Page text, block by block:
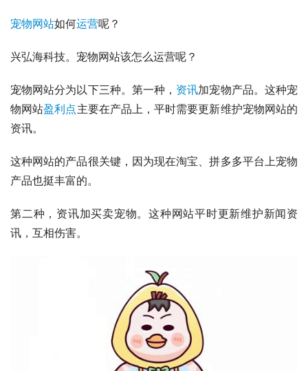
宠物网站如何运营呢？
兴弘海科技。宠物网站该怎么运营呢？
宠物网站分为以下三种。第一种， 资讯加宠物产品。这种宠
物网站盈利点主要在产品上，平时需要更新维护宠物网站的
资讯。
这种网站的产品很关键，因为现在淘宝、拼多多平台上宠物
产品也挺丰富的。
第二种，资讯加买卖宠物。这种网站平时更新维护新闻资
讯，互相伤害。